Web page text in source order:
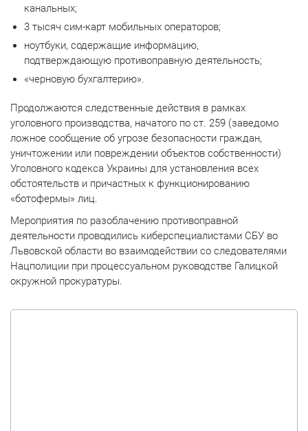
канальных;
3 тысяч сим-карт мобильных операторов;
ноутбуки, содержащие информацию,
подтверждающую противоправную деятельность;
«черновую бухгалтерию».
Продолжаются следственные действия в рамках
уголовного производства, начатого по ст. 259 (заведомо
ложное сообщение об угрозе безопасности граждан,
уничтожении или повреждении объектов собственности)
Уголовного кодекса Украины для установления всех
обстоятельств и причастных к функционированию
«ботофермы» лиц.
Мероприятия по разоблачению противоправной
деятельности проводились киберспециалистами СБУ во
Львовской области во взаимодействии со следователями
Нацполиции при процессуальном руководстве Галицкой
окружной прокуратуры.